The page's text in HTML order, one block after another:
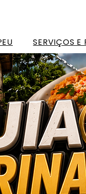
SERVIÇOS E